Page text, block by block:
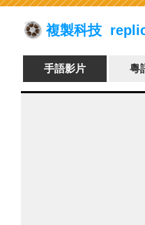
複製科技
手語影片 粵